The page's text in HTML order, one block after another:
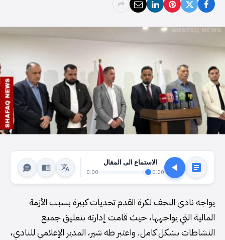
الاستماع الى المقال
0:00
0:00
يواجه نادي النجف لكرة القدم تحديات كبيرة بسبب الأزمة
المالية التي يواجهها، حيث قامت إدارته بتعليق جميع
النشاطات بشكل كامل. واعتبر طه شير، المدير الإعلامي للنادي،